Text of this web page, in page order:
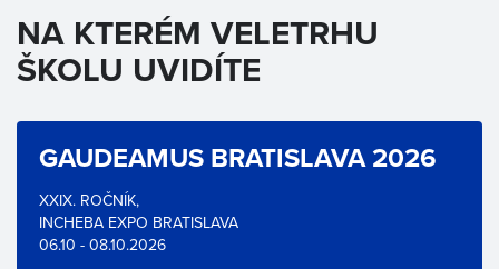
NA KTERÉM VELETRHU
ŠKOLU UVIDÍTE
GAUDEAMUS BRATISLAVA 2026
XXIX. ROČNÍK,
INCHEBA EXPO BRATISLAVA
06.10 - 08.10.2026